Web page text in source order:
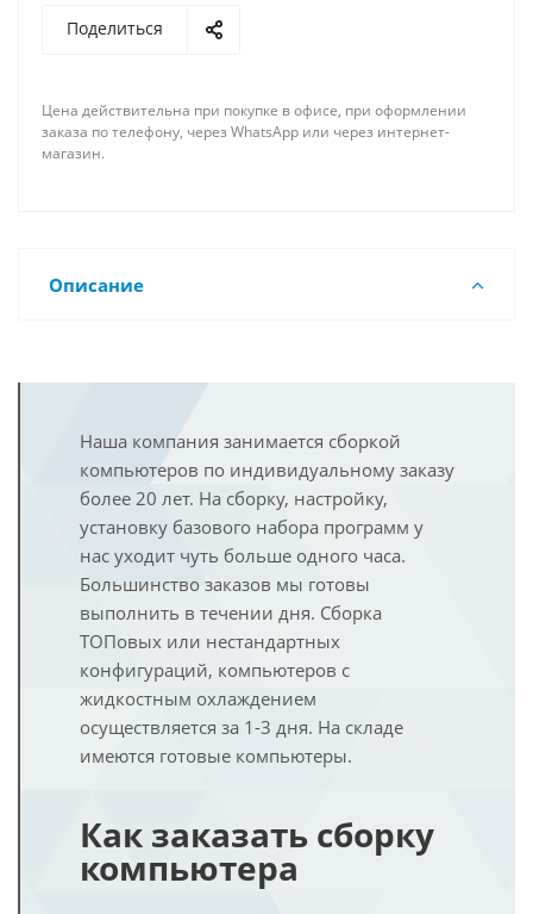
Поделиться
Цена действительна при покупке в офисе, при оформлении
заказа по телефону, через WhatsApp или через интернет-
магазин.
Описание
Наша компания занимается сборкой
компьютеров по индивидуальному заказу
более 20 лет. На сборку, настройку,
установку базового набора программ у
нас уходит чуть больше одного часа.
Большинство заказов мы готовы
выполнить в течении дня. Сборка
ТОПовых или нестандартных
конфигураций, компьютеров с
жидкостным охлаждением
осуществляется за 1-3 дня. На складе
имеются готовые компьютеры.
Как заказать сборку
компьютера